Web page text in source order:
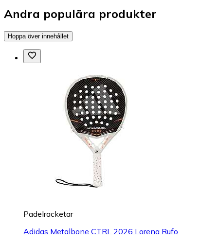
Andra populära produkter
Hoppa över innehållet
Padelracketar
Adidas Metalbone CTRL 2026 Lorena Rufo